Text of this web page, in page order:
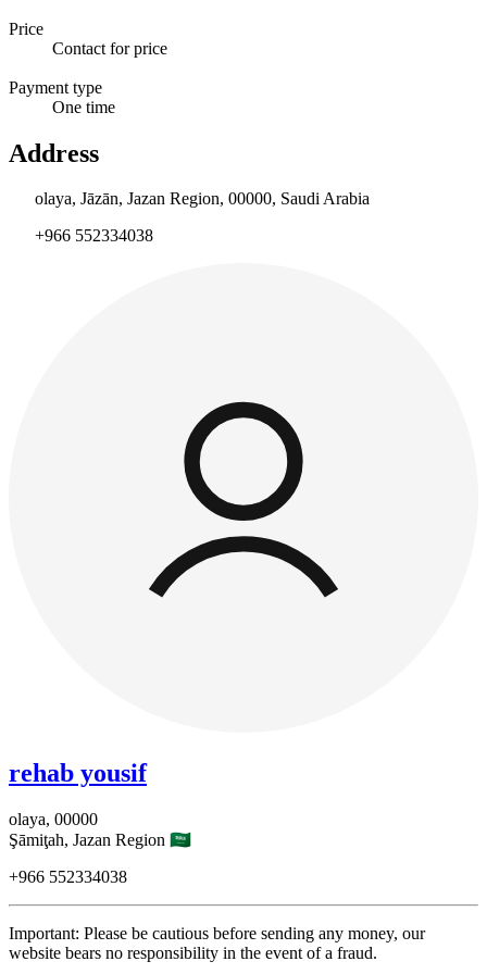
Price
Contact for price
Payment type
One time
Address
olaya, Jāzān, Jazan Region, 00000, Saudi Arabia
+966 552334038
rehab yousif
olaya, 00000
Şāmiţah, Jazan Region 🇸🇦
+966 552334038
Important: Please be cautious before sending any money, our
website bears no responsibility in the event of a fraud.